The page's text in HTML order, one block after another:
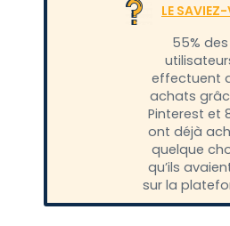
LE
55% des
effectuent
achats
Pinterest et
ont déjà
quelque
qu’ils
sur la